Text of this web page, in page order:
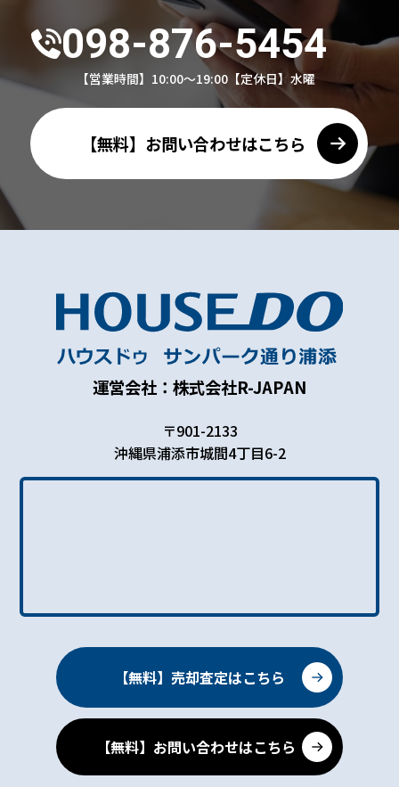
098-876-5454
【営業時間】10:00～19:00 【定休日】水曜
【無料】お問い合わせはこちら
運営会社：株式会社R-JAPAN
〒901-2133
沖縄県浦添市城間4丁目6-2
【無料】売却査定はこちら
【無料】お問い合わせはこちら